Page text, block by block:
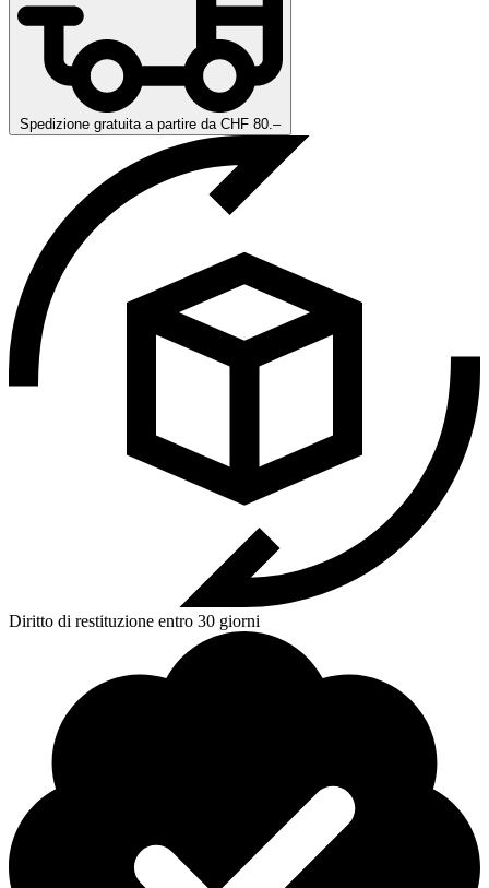
Spedizione gratuita a partire da CHF 80.–
Diritto di restituzione entro 30 giorni